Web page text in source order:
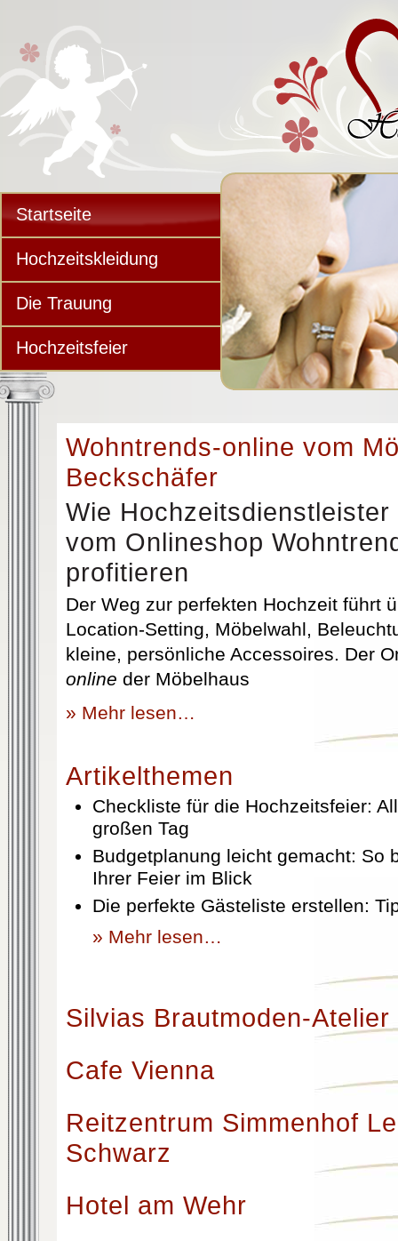
Startseite
Hochzeitskleidung
Die Trauung
Hochzeitsfeier
Wohntrends-online vom
Beckschäfer
Wie
vom Onlineshop
profitieren
Der Weg zur perfekten Hochzeit führt
Location-Setting, Möbelwahl,
kleine, persönliche Accessoires. Der
online der Möbelhaus
» Mehr lesen…
Artikelthemen
Checkliste für die Hochzeitsfeier:
großen Tag
Budgetplanung leicht gemacht: So
Ihrer Feier im Blick
Die perfekte Gästeliste erstellen:
» Mehr lesen…
Silvias Brautmoden-Atelier
Cafe Vienna
Reitzentrum Simmenhof
Schwarz
Hotel am Wehr